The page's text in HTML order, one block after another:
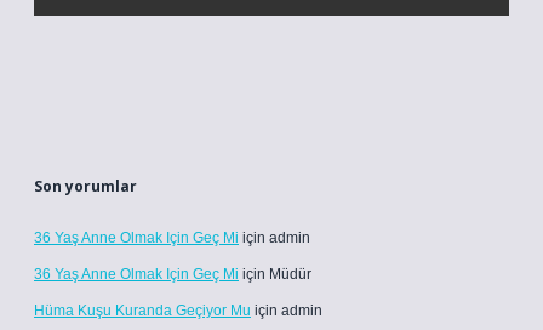
Son yorumlar
36 Yaş Anne Olmak Için Geç Mi için admin
36 Yaş Anne Olmak Için Geç Mi için Müdür
Hüma Kuşu Kuranda Geçiyor Mu için admin